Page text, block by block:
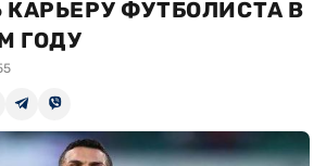
ФУТБОЛИСТА В
ГОДУ